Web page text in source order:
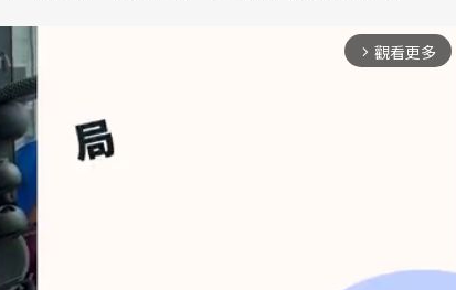
arrow_forward_ios 觀看更多